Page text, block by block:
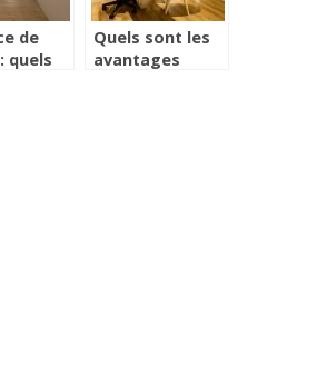
de
quels
Quels sont les
avantages